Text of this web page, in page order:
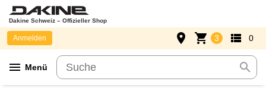
Dakine Schweiz – Offizieller Shop
menu Menü search
Anmelden place shopping_cart 3 view_list 0